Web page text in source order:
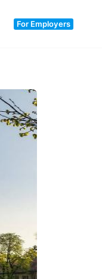
For Employers